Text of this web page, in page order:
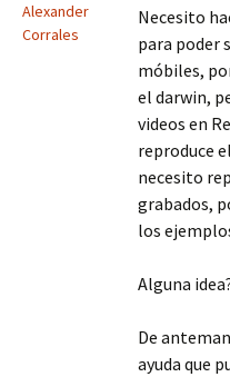
Alexander
Corrales
Necesito
para poder
móbiles,
el darwin,
videos en
reproduce
necesito
grabados,
los
Alguna
De
ayuda que